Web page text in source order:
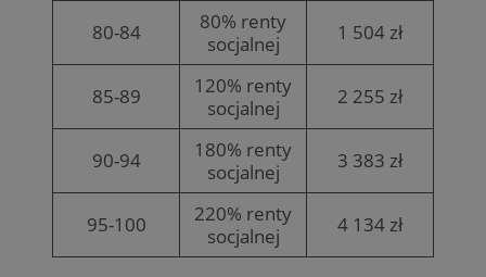
80-84
80% renty
socjalnej
1 504 zł
85-89
120% renty
socjalnej
2 255 zł
90-94
180% renty
socjalnej
3 383 zł
95-100
220% renty
socjalnej
4 134 zł